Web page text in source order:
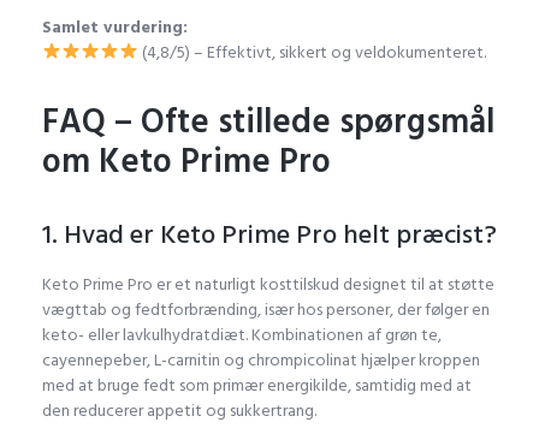
Samlet vurdering:
(4,8/5) – Effektivt, sikkert og veldokumenteret.
FAQ – Ofte stillede spørgsmål
om Keto Prime Pro
1. Hvad er Keto Prime Pro helt præcist?
Keto Prime Pro er et naturligt kosttilskud designet til at støtte
vægttab og fedtforbrænding, især hos personer, der følger en
keto- eller lavkulhydratdiæt. Kombinationen af grøn te,
cayennepeber, L-carnitin og chrompicolinat hjælper kroppen
med at bruge fedt som primær energikilde, samtidig med at
den reducerer appetit og sukkertrang.